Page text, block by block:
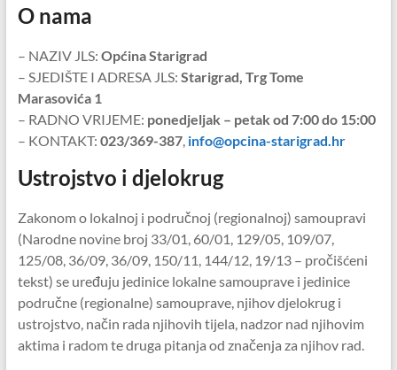
O nama
– NAZIV JLS: Općina Starigrad
– SJEDIŠTE I ADRESA JLS: Starigrad, Trg Tome
Marasovića 1
– RADNO VRIJEME: ponedjeljak – petak od 7:00 do 15:00
– KONTAKT: 023/369-387, info@opcina-starigrad.hr
Ustrojstvo i djelokrug
Zakonom o lokalnoj i područnoj (regionalnoj) samoupravi
(Narodne novine broj 33/01, 60/01, 129/05, 109/07,
125/08, 36/09, 36/09, 150/11, 144/12, 19/13 – pročišćeni
tekst) se uređuju jedinice lokalne samouprave i jedinice
područne (regionalne) samouprave, njihov djelokrug i
ustrojstvo, način rada njihovih tijela, nadzor nad njihovim
aktima i radom te druga pitanja od značenja za njihov rad.